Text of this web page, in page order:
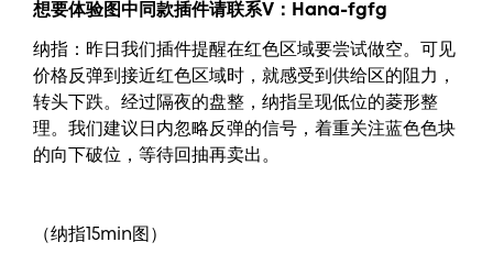
想要体验图中同款插件请联系V： Hana-fgfg
纳指：昨日我们插件提醒在红色区域要尝试做空。可见
价格反弹到接近红色区域时，就感受到供给区的阻力，
转头下跌。经过隔夜的盘整，纳指呈现低位的菱形整
理。我们建议日内忽略反弹的信号，着重关注蓝色色块
的向下破位，等待回抽再卖出。
（纳指15min图）